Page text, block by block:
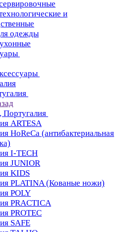
и
одежды
Португалия
ARTESA
HoReCa (антибактериальная
I-TECH
JUNIOR
KIDS
PLATINA (Кованые ножи)
POLY
PRACTICA
PROTEC
SAFE